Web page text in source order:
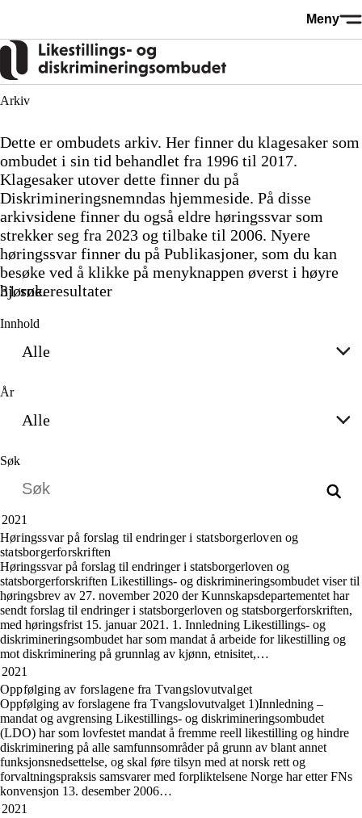
Meny
Arkiv
31 søkeresultater
Dette er ombudets arkiv. Her finner du klagesaker som
ombudet i sin tid behandlet fra 1996 til 2017.
Klagesaker utover dette finner du på
Diskrimineringsnemndas hjemmeside. På disse
arkivsidene finner du også eldre høringssvar som
strekker seg fra 2023 og tilbake til 2006. Nyere
høringssvar finner du på Publikasjoner, som du kan
besøke ved å klikke på menyknappen øverst i høyre
hjørne.
Innhold
Alle
År
Alle
Søk
Høringssvar på forslag til endringer i statsborgerloven og
statsborgerforskriften
2021
Høringssvar på forslag til endringer i statsborgerloven og
statsborgerforskriften Likestillings- og diskrimineringsombudet viser til
høringsbrev av 27. november 2020 der Kunnskapsdepartementet har
sendt forslag til endringer i statsborgerloven og statsborgerforskriften,
med høringsfrist 15. januar 2021. 1. Innledning Likestillings- og
diskrimineringsombudet har som mandat å arbeide for likestilling og
mot diskriminering på grunnlag av kjønn, etnisitet,…
Oppfølging av forslagene fra Tvangslovutvalget
2021
Oppfølging av forslagene fra Tvangslovutvalget 1)Innledning –
mandat og avgrensing Likestillings- og diskrimineringsombudet
(LDO) har som lovfestet mandat å fremme reell likestilling og hindre
diskriminering på alle samfunnsområder på grunn av blant annet
funksjonsnedsettelse, og skal føre tilsyn med at norsk rett og
forvaltningspraksis samsvarer med forpliktelsene Norge har etter FNs
konvensjon 13. desember 2006…
2021